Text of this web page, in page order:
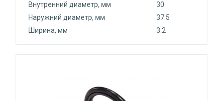
Внутренний диаметр, мм
30
Наружний диаметр, мм
37.5
Ширина, мм
3.2